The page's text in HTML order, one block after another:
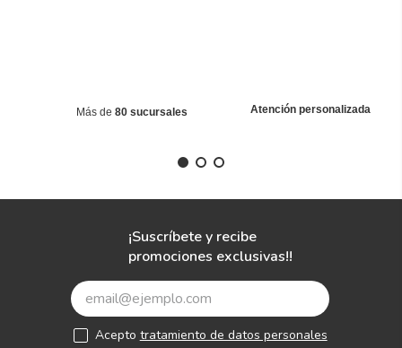
Más de 80 sucursales Atención personalizada
¡Suscríbete y recibe
promociones exclusivas!!
Acepto tratamiento de datos personales